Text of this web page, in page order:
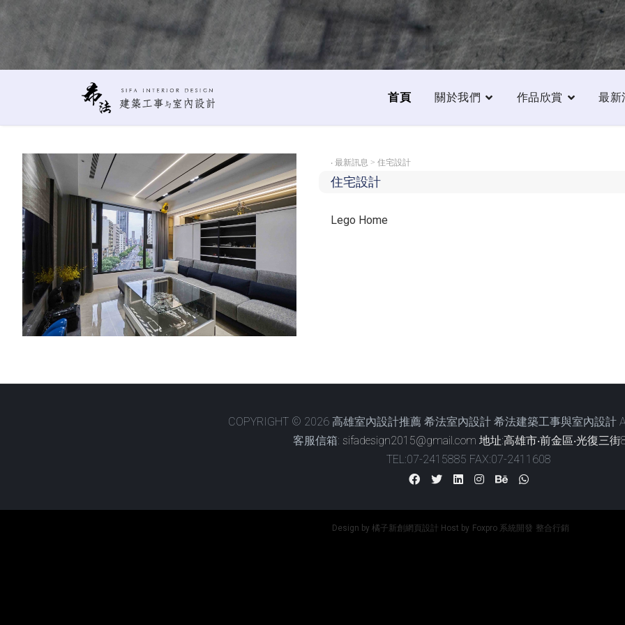
首頁 關於我們 作品欣賞 最新
‧ 最新訊息 > 住宅設計
住宅設計
Lego Home
COPYRIGHT © 2026 高雄室內設計推薦 希法室內設計 希法建築工事與室內設計
客服信箱: sifadesign2015@gmail.com 地址:高雄市‧前金區‧光復三街
TEL:07-2415885 FAX:07-2411608
Design by 橘子新創網頁設計 Host by Foxpro 系統開發 整合行銷